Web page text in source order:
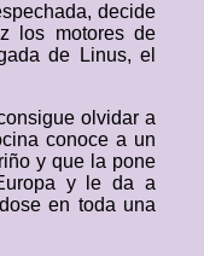
decide
los motores de
de Linus, el
olvidar a
conoce a un
y que la pone
y le da a
en toda una